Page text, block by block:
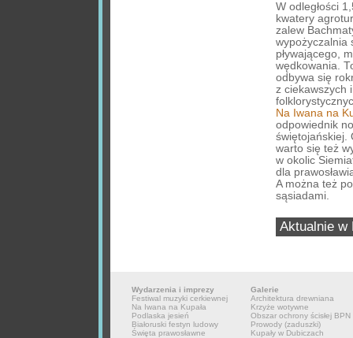
W odległości
kwatery
zalew
wypożyczalnia
pływającego,
wędkowania.
odbywa się
z ciekawszych
Na Iwana na
odpowiednik
świętojańskiej.
warto się też
w okolic
dla
A można też
sąsiadami.
Aktualnie w
Wydarzenia i imprezy
Festiwal muzyki cerkiewnej
Na Iwana na Kupała
Podlaska jesień
Białoruski festyn ludowy
Święta prawosławne
Galerie
Architektura drewniana
Krzyże wotywne
Obszar ochrony ścisłej BPN
Prowody (zaduszki)
Kupały w Dubiczach